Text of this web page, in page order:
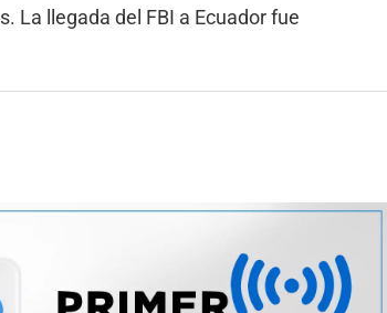
La llegada del FBI a Ecuador fue